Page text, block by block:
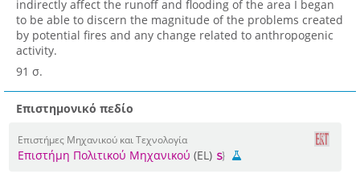
indirectly affect the runoff and flooding of the area I began
to be able to discern the magnitude of the problems created
by potential fires and any change related to anthropogenic
activity.
91 σ.
Επιστημονικό πεδίο
Επιστήμες Μηχανικού και Τεχνολογία
Επιστήμη Πολιτικού Μηχανικού (EL)